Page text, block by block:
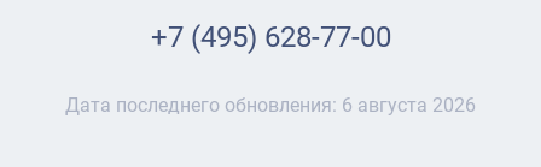
+7 (495) 628-77-00
Дата последнего обновления: 6 августа 2026